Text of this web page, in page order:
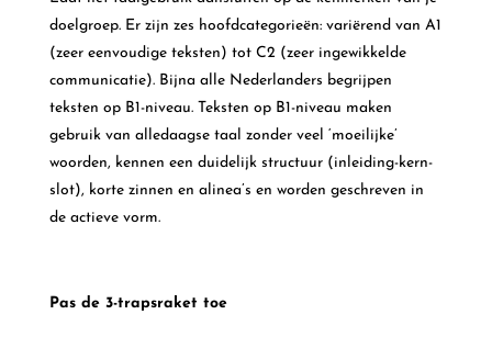
doelgroep. Er zijn zes hoofdcategorieën: variërend van A1
(zeer eenvoudige teksten) tot C2 (zeer ingewikkelde
communicatie). Bijna alle Nederlanders begrijpen
teksten op B1-niveau. Teksten op B1-niveau maken
gebruik van alledaagse taal zonder veel ‘moeilijke’
woorden, kennen een duidelijk structuur (inleiding-kern-
slot), korte zinnen en alinea’s en worden geschreven in
de actieve vorm.
Pas de 3-trapsraket toe